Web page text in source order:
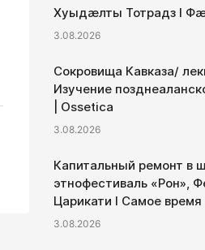
Хуыдæлты Тотрадз I
3.08.2026
Сокровища Кавказа/
Изучение
| Ossetica
3.08.2026
Капитальный ремонт в
этнофестиваль «Рон»,
Царикати I Самое время
3.08.2026